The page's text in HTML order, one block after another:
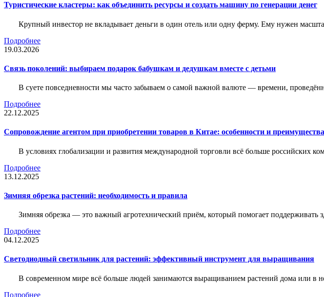
Туристические кластеры: как объединить ресурсы и создать машину по генерации денег
Крупный инвестор не вкладывает деньги в один отель или одну ферму. Ему нужен
Подробнее
19.03.2026
Связь поколений: выбираем подарок бабушкам и дедушкам вместе с детьми
В суете повседневности мы часто забываем о самой важной валюте — времени,
Подробнее
22.12.2025
Сопровождение агентом при приобретении товаров в Китае: особенности и преимущества
В условиях глобализации и развития международной торговли всё больше российских
Подробнее
13.12.2025
Зимняя обрезка растений: необходимость и правила
Зимняя обрезка — это важный агротехнический приём, который помогает поддерживать
Подробнее
04.12.2025
Светодиодный светильник для растений: эффективный инструмент для выращивания
В современном мире всё больше людей занимаются выращиванием растений дома или в
Подробнее